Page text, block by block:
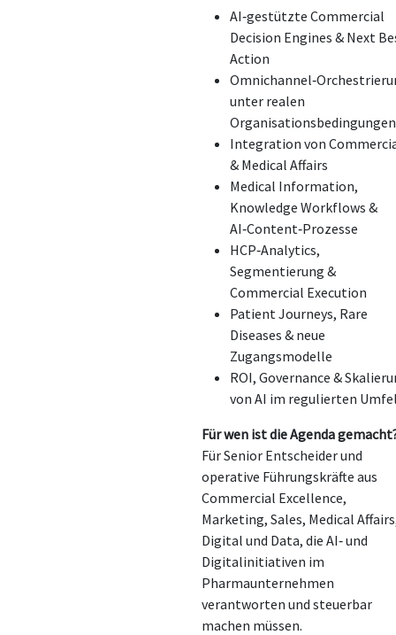
AI‑gestützte Commercial
Decision Engines & Next
Action
unter realen
Organisationsbedingungen
Integration von
& Medical Affairs
Medical Information,
Knowledge Workflows &
AI‑Content‑Prozesse
HCP‑Analytics,
Segmentierung &
Commercial Execution
Patient Journeys, Rare
Diseases & neue
Zugangsmodelle
ROI, Governance &
von AI im regulierten
Für wen ist die Agenda
Für Senior Entscheider und
operative Führungskräfte aus
Commercial Excellence,
Marketing, Sales, Medical
Digital und Data, die AI‑ und
Digitalinitiativen im
Pharmaunternehmen
verantworten und steuerbar
machen müssen.